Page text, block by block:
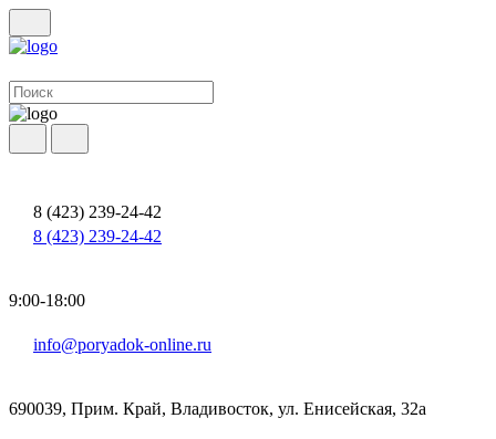
8 (423) 239-24-42
8 (423) 239-24-42
9:00-18:00
info@poryadok-online.ru
690039, Прим. Край, Владивосток, ул. Енисейская, 32а